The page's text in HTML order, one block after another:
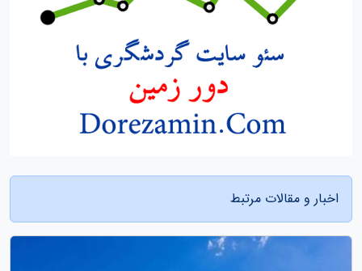
اخبار و مقالات مرتبط